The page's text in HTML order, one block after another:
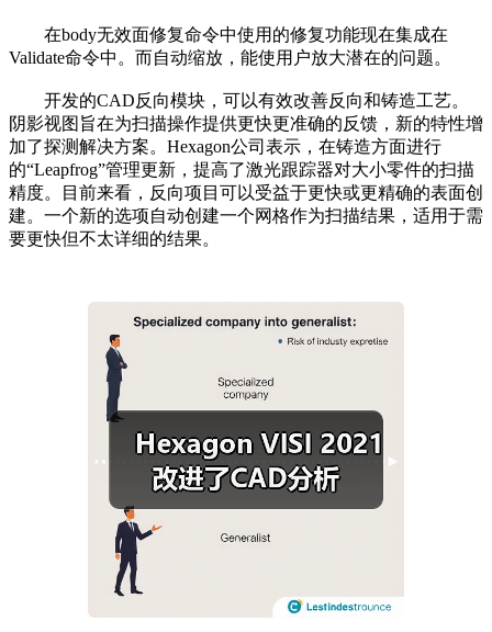
在body无效面修复命令中使用的修复功能现在集成在
Validate命令中。而自动缩放，能使用户放大潜在的问题。
开发的CAD反向模块，可以有效改善反向和铸造工艺。
阴影视图旨在为扫描操作提供更快更准确的反馈，新的特性增
加了探测解决方案。Hexagon公司表示，在铸造方面进行
的“Leapfrog”管理更新，提高了激光跟踪器对大小零件的扫描
精度。目前来看，反向项目可以受益于更快或更精确的表面创
建。一个新的选项自动创建一个网格作为扫描结果，适用于需
要更快但不太详细的结果。